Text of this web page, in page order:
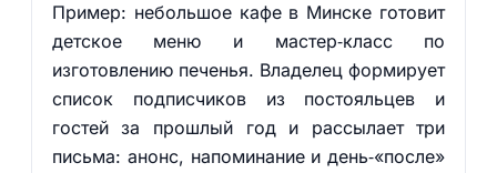
Пример: небольшое кафе в Минске готовит
детское меню и мастер‑класс по
изготовлению печенья. Владелец формирует
список подписчиков из постояльцев и
гостей за прошлый год и рассылает три
письма: анонс, напоминание и день‑«после»